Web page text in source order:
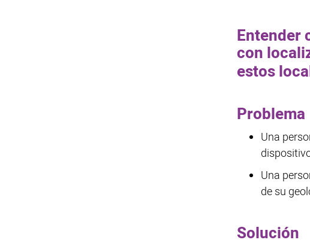
Entender
con
estos
Problema
Una
Una
de su
Solución